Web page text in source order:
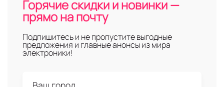
Горячие скидки и новинки —
прямо на почту
Подпишитесь и не пропустите выгодные
предложения и главные анонсы из мира
электроники!